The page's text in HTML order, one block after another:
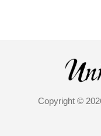
Copyright ©